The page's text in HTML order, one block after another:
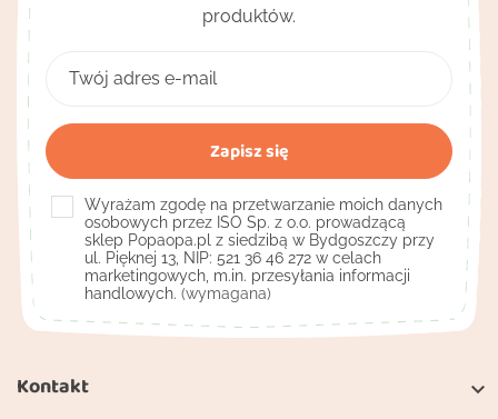
Kontakt 
produktów.
Wyrażam zgodę na przetwarzanie moich danych
osobowych przez ISO Sp. z o.o. prowadzącą
sklep Popaopa.pl z siedzibą w Bydgoszczy przy
ul. Pięknej 13, NIP: 521 36 46 272 w celach
marketingowych, m.in. przesyłania informacji
handlowych. (wymagana)